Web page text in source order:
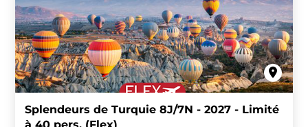
Splendeurs de Turquie 8J/7N - 2027 - Limité